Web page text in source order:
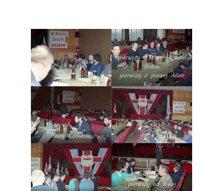
pierwszy z lewej Ryszard
Buksa,
pierwszy z prawej Adam
Kantor
Jerzy Czekalski
pierwszy od lewej